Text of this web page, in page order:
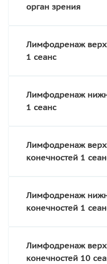
орган зрения
Лимфодренаж
1 сеанс
Лимфодренаж
1 сеанс
Лимфодренаж
конечностей 1
Лимфодренаж
конечностей 1
Лимфодренаж
конечностей 10